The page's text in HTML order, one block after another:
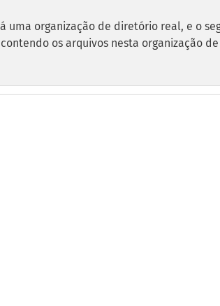
uma organização de diretório real, e o
os arquivos nesta organização